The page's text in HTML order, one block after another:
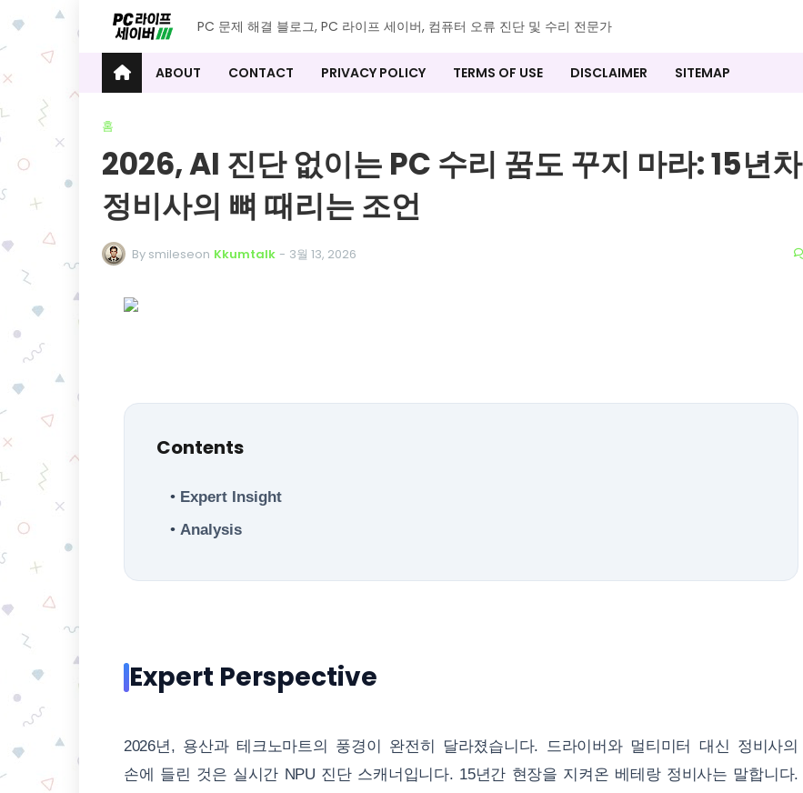
PC 문제 해결 블로그, PC 라이프 세이버, 컴퓨터 오류 진단 및 수리 전문가
ABOUT CONTACT PRIVACY POLICY TERMS OF USE DISCLAIMER SITEMAP
홈
2026, AI 진단 없이는 PC 수리 꿈도 꾸지 마라: 15년차
정비사의 뼈 때리는 조언
By smileseon Kkumtalk - 3월 13, 2026
Contents
Expert Insight
Analysis
Expert Perspective
2026년, 용산과 테크노마트의 풍경이 완전히 달라졌습니다. 드라이버와 멀티미터 대신 정비사의
손에 들린 것은 실시간 NPU 진단 스캐너입니다. 15년간 현장을 지켜온 베테랑 정비사는 말합니다.